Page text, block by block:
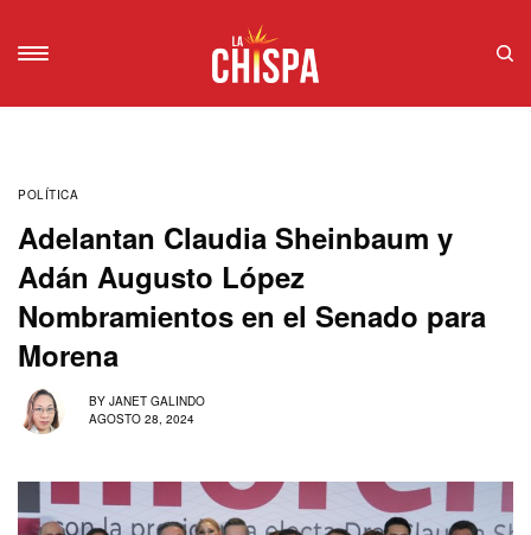
POLÍTICA
Adelantan Claudia Sheinbaum y
Adán Augusto López
Nombramientos en el Senado para
Morena
BY JANET GALINDO
AGOSTO 28, 2024